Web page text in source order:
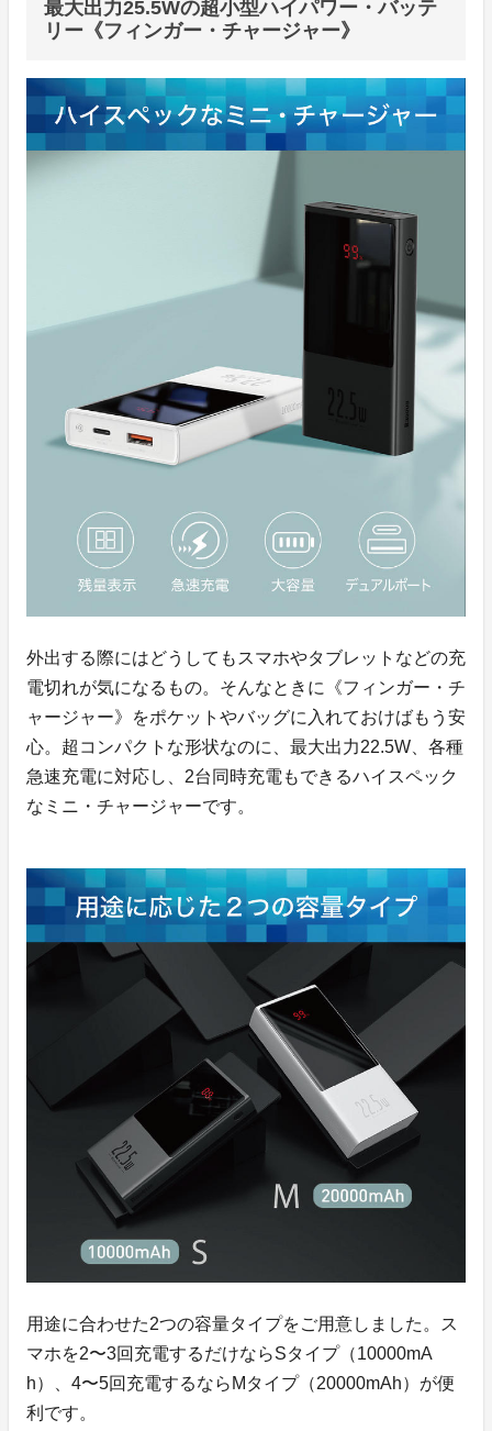
最大出力25.5Wの超小型ハイパワー・バッテ
リー《フィンガー・チャージャー》
外出する際にはどうしてもスマホやタブレットなどの充
電切れが気になるもの。そんなときに《フィンガー・チ
ャージャー》をポケットやバッグに入れておけばもう安
心。超コンパクトな形状なのに、最大出力22.5W、各種
急速充電に対応し、2台同時充電もできるハイスペック
なミニ・チャージャーです。
用途に合わせた2つの容量タイプをご用意しました。ス
マホを2〜3回充電するだけならSタイプ（10000mA
h）、4〜5回充電するならMタイプ（20000mAh）が便
利です。